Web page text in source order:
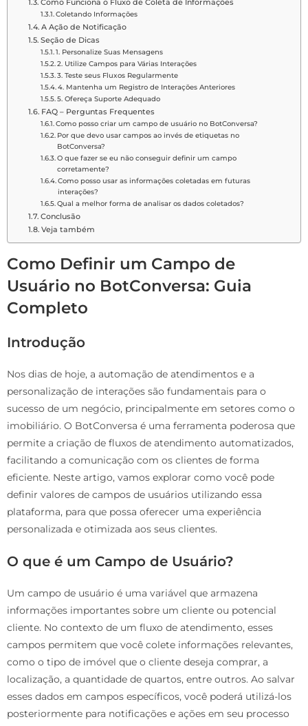
Coletando Informações
A Ação de Notificação
Seção de Dicas
1. Personalize Suas Mensagens
2. Utilize Campos para Várias Interações
3. Teste seus Fluxos Regularmente
4. Mantenha um Registro de Interações Anteriores
5. Ofereça Suporte Adequado
FAQ – Perguntas Frequentes
Como posso criar um campo de usuário no BotConversa?
Por que devo usar campos ao invés de etiquetas no
BotConversa?
O que fazer se eu não conseguir definir um campo
corretamente?
Como posso usar as informações coletadas em futuras
interações?
Qual a melhor forma de analisar os dados coletados?
Conclusão
Veja também
Como Definir um Campo de
Usuário no BotConversa: Guia
Completo
Introdução
Nos dias de hoje, a automação de atendimentos e a
personalização de interações são fundamentais para o
sucesso de um negócio, principalmente em setores como o
imobiliário. O BotConversa é uma ferramenta poderosa que
permite a criação de fluxos de atendimento automatizados,
facilitando a comunicação com os clientes de forma
eficiente. Neste artigo, vamos explorar como você pode
definir valores de campos de usuários utilizando essa
plataforma, para que possa oferecer uma experiência
personalizada e otimizada aos seus clientes.
O que é um Campo de Usuário?
Um campo de usuário é uma variável que armazena
informações importantes sobre um cliente ou potencial
cliente. No contexto de um fluxo de atendimento, esses
campos permitem que você colete informações relevantes,
como o tipo de imóvel que o cliente deseja comprar, a
localização, a quantidade de quartos, entre outros. Ao salvar
esses dados em campos específicos, você poderá utilizá-los
posteriormente para notificações e ações em seu processo